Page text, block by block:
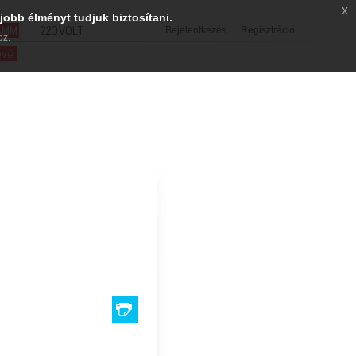
Bejelentkezés Regisztráció
220VOLT
élményt tudjuk biztosítani.
x